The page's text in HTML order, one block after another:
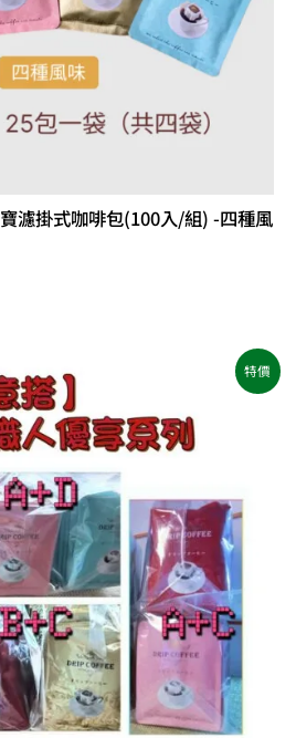
濾掛式咖啡包(100入/組) -四種風
特價
。